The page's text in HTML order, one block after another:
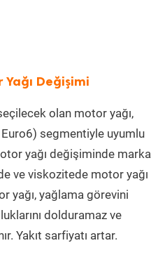
Değişimi
olan motor yağı,
segmentiyle uyumlu
yağı değişiminde marka
ve viskozitede motor yağı
yağı, yağlama görevini
dolduramaz ve
Yakıt sarfiyatı artar.